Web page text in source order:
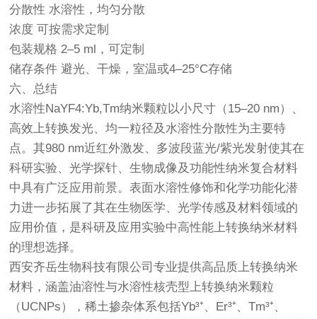
分散性 水溶性，均匀分散
浓度 可按需求定制
包装规格 2–5 ml，可定制
储存条件 避光、干燥，室温或4–25°C存储
六、总结
水溶性NaYF4:Yb,Tm纳米颗粒以小尺寸（15–20 nm）、
高效上转换发光、均一粒径及水溶性分散性为主要特
点。其980 nm近红外激发、多波段蓝光/紫光发射使其在
科研实验、光学探针、生物成像及功能性纳米复合材料
中具有广泛应用前景。表面水溶性修饰和化学功能化潜
力进一步拓展了其在生物医学、光学传感及材料领域的
应用价值，是科研及应用实验中高性能上转换纳米材料
的理想选择。
西安齐岳生物科技有限公司专业提供高品质上转换纳米
材料，涵盖油溶性与水溶性核壳型上转换纳米颗粒
（UCNPs），稀土掺杂体系包括Yb³⁺、Er³⁺、Tm³⁺、